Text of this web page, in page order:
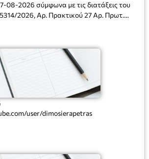
2026, Αρ. Πρακτικού 27 Αρ. Πρωτ.
03-08-2026
user/dimosierapetras